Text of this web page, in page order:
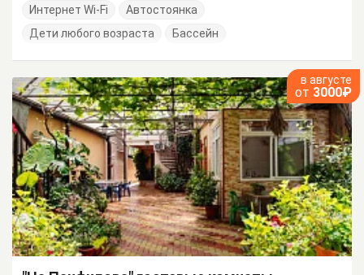
Интернет Wi-Fi
Автостоянка
Дети любого возраста
Бассейн
в августе
от 3000₽